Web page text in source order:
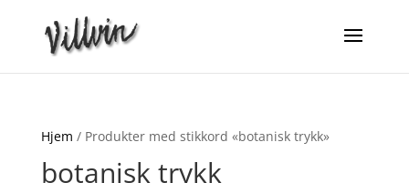
Hjem / Produkter med stikkord «botanisk trykk»
botanisk trykk